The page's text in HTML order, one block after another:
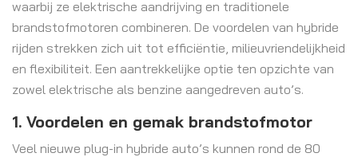
waarbij ze elektrische aandrijving en traditionele
brandstofmotoren combineren. De voordelen van hybride
rijden strekken zich uit tot efficiëntie, milieuvriendelijkheid
en flexibiliteit. Een aantrekkelijke optie ten opzichte van
zowel elektrische als benzine aangedreven auto’s.
1. Voordelen en gemak brandstofmotor
Veel nieuwe plug-in hybride auto’s kunnen rond de 80